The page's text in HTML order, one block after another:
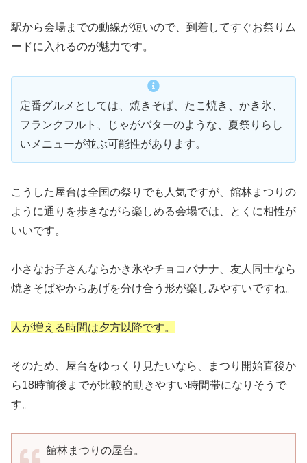
駅から会場までの動線が短いので、到着してすぐお祭りム
ードに入れるのが魅力です。
定番グルメとしては、焼きそば、たこ焼き、かき氷、
フランクフルト、じゃがバターのような、夏祭りらし
いメニューが並ぶ可能性があります。
こうした屋台は全国の祭りでも人気ですが、館林まつりの
ように通りを歩きながら楽しめる会場では、とくに相性が
いいです。
小さなお子さんならかき氷やチョコバナナ、友人同士なら
焼きそばやからあげを分け合う形が楽しみやすいですね。
人が増える時間は夕方以降です。
そのため、屋台をゆっくり見たいなら、まつり開始直後か
ら18時前後までが比較的動きやすい時間帯になりそうで
す。
館林まつりの屋台。